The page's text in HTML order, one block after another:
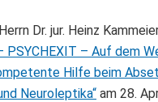
Dr. jur. Heinz
PSYCHEXIT – Auf dem
Hilfe beim
Neuroleptika“ am 28.